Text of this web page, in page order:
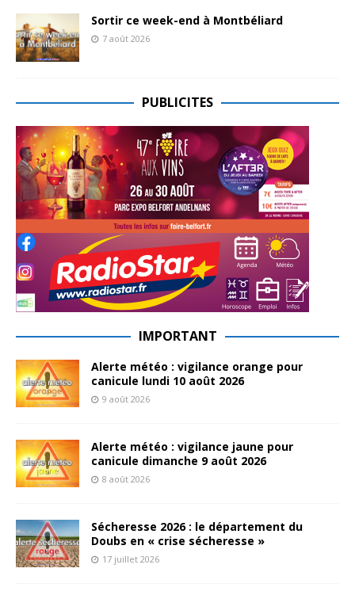
Sortir ce week-end à Montbéliard
7 août 2026
PUBLICITES
IMPORTANT
Alerte météo : vigilance orange pour
canicule lundi 10 août 2026
9 août 2026
Alerte météo : vigilance jaune pour
canicule dimanche 9 août 2026
8 août 2026
Sécheresse 2026 : le département du
Doubs en « crise sécheresse »
17 juillet 2026